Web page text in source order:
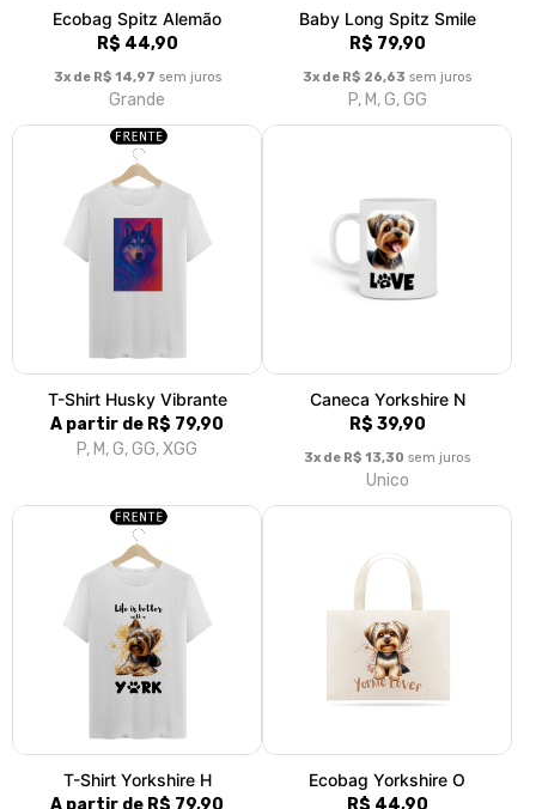
T-Shirt So Cute Border Collie
A partir de R$ 79,90
P, M, G, GG, XGG
01
A partir de R$ 79,90
P, M, G, GG, XGG
Ecobag Spitz Alemão
3x de R$ 14,97sem juros
Grande
Baby Long Spitz Smile
R$ 79,90
3x de R$ 26,63sem juros
P, M, G, GG